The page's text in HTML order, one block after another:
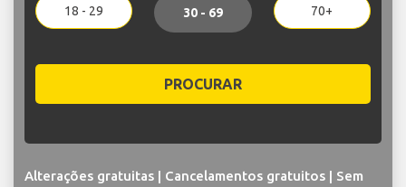
18 - 29 30 - 69 70+
PROCURAR
Alterações gratuitas | Cancelamentos gratuitos | Sem